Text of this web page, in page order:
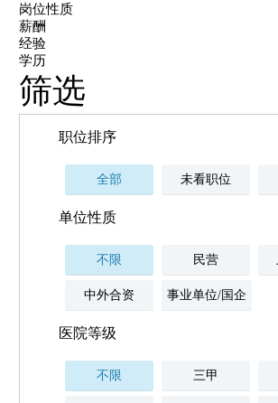
岗位性质
薪酬
经验
学历
筛选
职位排序
全部 未看职位
单位性质
不限 民营
中外合资 事业单位/国企
医院等级
不限 三甲